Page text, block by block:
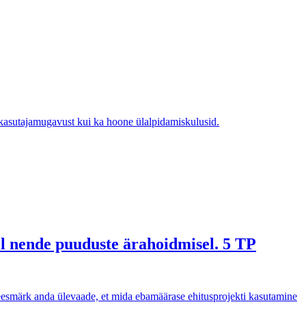
kui ka hoone ülalpidamiskulusid.
puuduste ärahoidmisel. 5 TP
anda ülevaade, et mida ebamäärase ehitusprojekti kasutamine